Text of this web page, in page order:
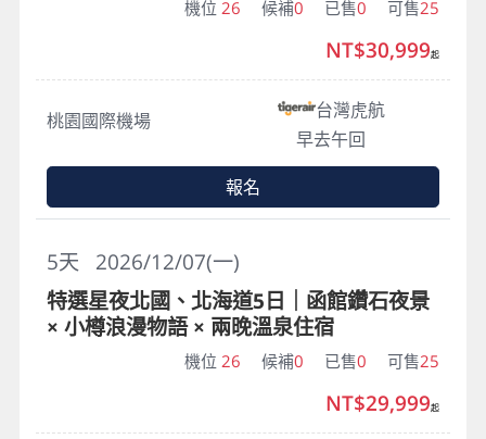
機位 26 候補0 已售0 可售25
桃園國際機場
台灣虎航
早去午回
NT$30,999起
報名
2026/12/07(一)
5天
特選星夜北國、北海道5日｜函館鑽石夜景
× 小樽浪漫物語 × 兩晚溫泉住宿
機位 26 候補0 已售0 可售25
NT$29,999起